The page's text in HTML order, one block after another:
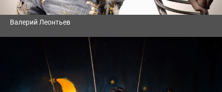
Валерий Леонтьев